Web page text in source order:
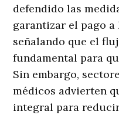
defendido las
garantizar el pago
señalando que el
fundamental para
Sin embargo,
médicos advierten
integral para